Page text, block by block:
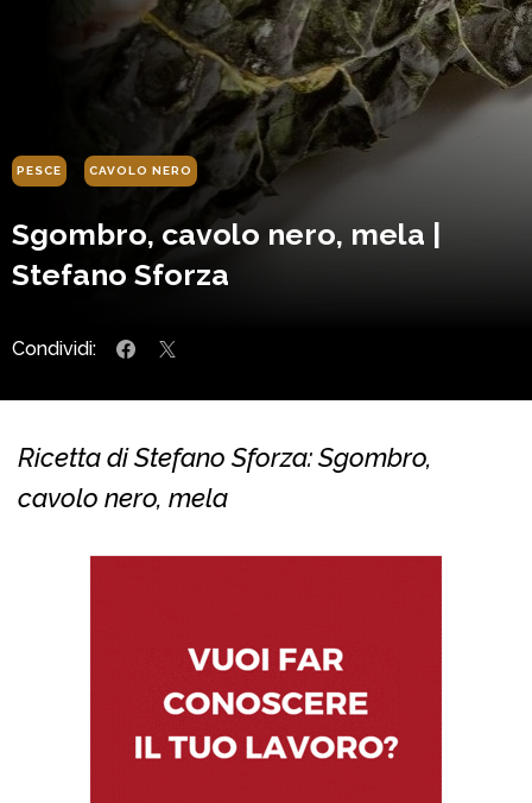
PESCE CAVOLO NERO
Sgombro, cavolo nero, mela |
Stefano Sforza
Condividi:
Ricetta di Stefano Sforza: Sgombro,
cavolo nero, mela